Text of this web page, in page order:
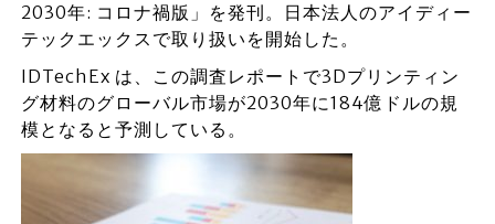
2030年: コロナ禍版」を発刊。日本法人のアイディー
テックエックスで取り扱いを開始した。
IDTechEx は、この調査レポートで3Dプリンティン
グ材料のグローバル市場が2030年に184億ドルの規
模となると予測している。